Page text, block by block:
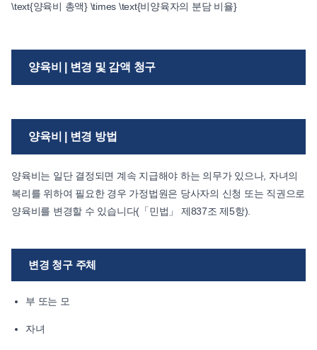
\text{양육비 총액} \times \text{비양육자의 분담 비율}
양육비 | 변경 및 감액 청구
양육비 | 변경 방법
양육비는 일단 결정되면 계속 지급해야 하는 의무가 있으나, 자녀의
복리를 위하여 필요한 경우 가정법원은 당사자의 신청 또는 직권으로
양육비를 변경할 수 있습니다(「민법」 제837조 제5항).
변경 청구 주체
부 또는 모
자녀